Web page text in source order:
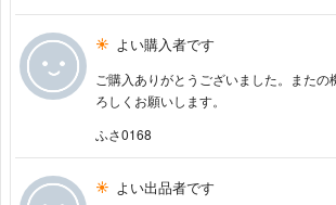
よい購入者です
ご購入ありがとうございました。またの
ろしくお願いします。
ふさ0168
よい出品者です